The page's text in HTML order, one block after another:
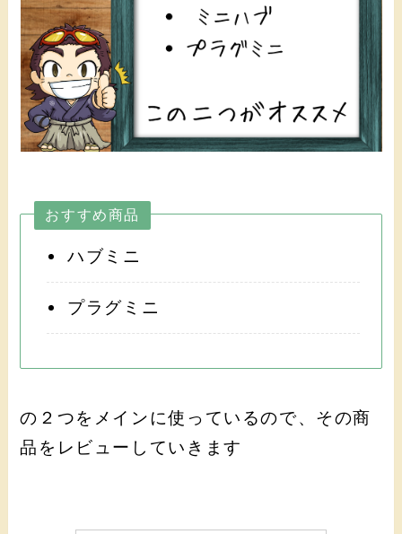
おすすめ商品
ハブミニ
プラグミニ
の２つをメインに使っているので、その商
品をレビューしていきます